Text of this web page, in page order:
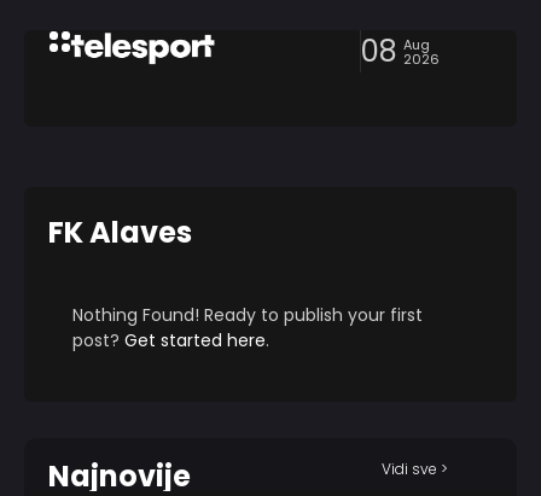
08 Aug
2026
FK Alaves
Nothing Found! Ready to publish your first
post? Get started here.
Najnovije Vidi sve >